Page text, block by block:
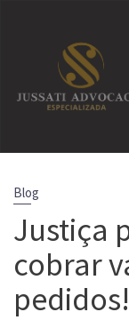
Blog
Justiça
cobrar
pedidos!